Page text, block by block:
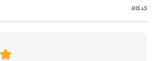
کدکالا: